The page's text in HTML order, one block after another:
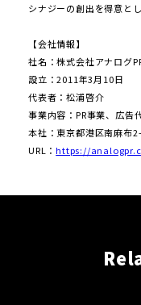
シナジーの創出を得意と
【会社情報】
社名：株式会社アナログ
設⽴：2011年3⽉10⽇
代表者：松浦啓介
事業内容：PR事業、広告
本社：東京都港区南麻布
URL：https://